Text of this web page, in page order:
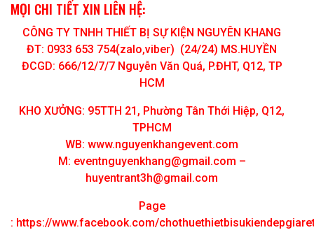
MỌI CHI TIẾT XIN LIÊN HỆ:
CÔNG TY TNHH THIẾT BỊ SỰ KIỆN NGUYÊN KHANG
ĐT: 0933 653 754(zalo,viber) (24/24) MS.HUYỀN
ĐCGD: 666/12/7/7 Nguyễn Văn Quá, P.ĐHT, Q12, TP
HCM
KHO XƯỞNG: 95TTH 21, Phường Tân Thới Hiệp, Q12,
TPHCM
WB: www.nguyenkhangevent.com
M: eventnguyenkhang@gmail.com –
huyentrant3h@gmail.com
Page
: https://www.facebook.com/